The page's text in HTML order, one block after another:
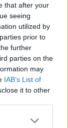
that after your
seeing
utilized by
prior to
further
parties on the
may
IAB’s List of
it to other